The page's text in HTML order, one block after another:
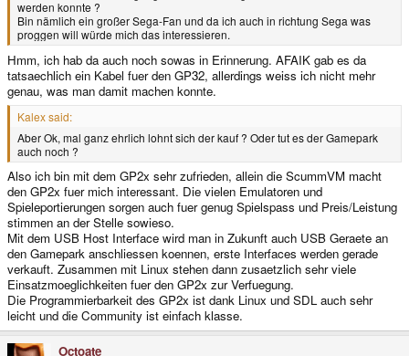
werden konnte ?
Bin nämlich ein großer Sega-Fan und da ich auch in richtung Sega was
proggen will würde mich das interessieren.
Hmm, ich hab da auch noch sowas in Erinnerung. AFAIK gab es da
tatsaechlich ein Kabel fuer den GP32, allerdings weiss ich nicht mehr
genau, was man damit machen konnte.
Kalex said:
Aber Ok, mal ganz ehrlich lohnt sich der kauf ? Oder tut es der Gamepark
auch noch ?
Also ich bin mit dem GP2x sehr zufrieden, allein die ScummVM macht
den GP2x fuer mich interessant. Die vielen Emulatoren und
Spieleportierungen sorgen auch fuer genug Spielspass und Preis/Leistung
stimmen an der Stelle sowieso.
Mit dem USB Host Interface wird man in Zukunft auch USB Geraete an
den Gamepark anschliessen koennen, erste Interfaces werden gerade
verkauft. Zusammen mit Linux stehen dann zusaetzlich sehr viele
Einsatzmoeglichkeiten fuer den GP2x zur Verfuegung.
Die Programmierbarkeit des GP2x ist dank Linux und SDL auch sehr
leicht und die Community ist einfach klasse.
Octoate